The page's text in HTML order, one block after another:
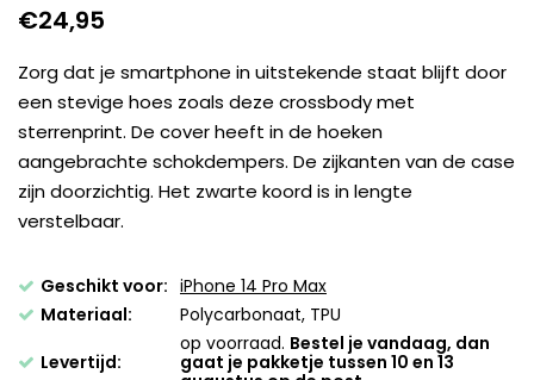
€24,95
Zorg dat je smartphone in uitstekende staat blijft door
een stevige hoes zoals deze crossbody met
sterrenprint. De cover heeft in de hoeken
aangebrachte schokdempers. De zijkanten van de case
zijn doorzichtig. Het zwarte koord is in lengte
verstelbaar.
Geschikt voor: iPhone 14 Pro Max
Materiaal:
Polycarbonaat, TPU
Levertijd:
op voorraad. Bestel je vandaag, dan
gaat je pakketje tussen 10 en 13